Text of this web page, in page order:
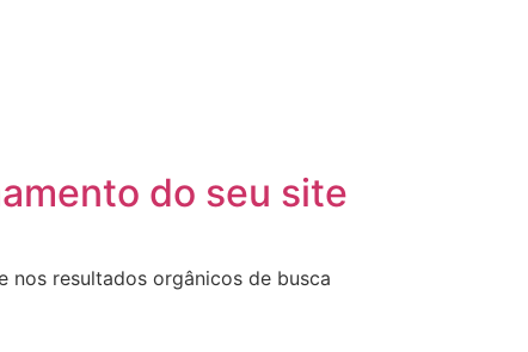
do seu site
nos resultados orgânicos de busca